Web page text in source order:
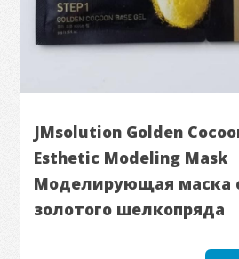
JMsolution Golden
Esthetic Modeling Mask
Моделирующая маска
золотого шелкопряда